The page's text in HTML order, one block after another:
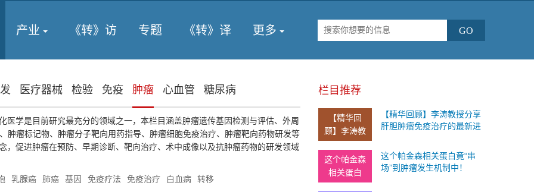
产业 《转》访 专题 《转》译 更多
医疗器械 检验 免疫 肿瘤 心血管 糖尿病
医学是目前研究最充分的领域之一，本栏目涵盖肿瘤遗传基因检测与评估、外周
肿瘤标记物、肿瘤分子靶向用药指导、肿瘤细胞免疫治疗、肿瘤靶向药物研发等
，促进肿瘤在预防、早期诊断、靶向治疗、术中成像以及抗肿瘤药物的研发领域
乳腺癌 肺癌 基因 免疫疗法 免疫治疗 白血病 转移
栏目推荐
【精华回
顾】李涛教
【精华回顾】李涛教授分享
肝胆肿瘤免疫治疗的最新进
这个帕金森
相关蛋白
这个帕金森相关蛋白竟“串
场”到肿瘤发生机制中！